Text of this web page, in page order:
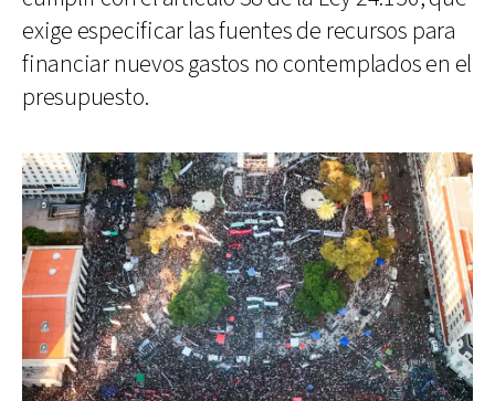
exige especificar las fuentes de recursos para
financiar nuevos gastos no contemplados en el
presupuesto.